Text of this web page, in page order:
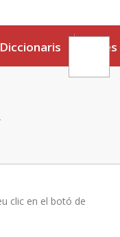
Diccionaris Eines
clic en el botó de